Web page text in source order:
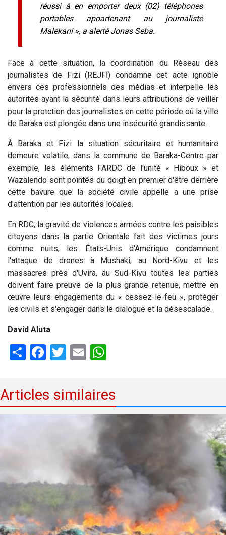
réussi à en emporter deux (02) téléphones
portables apoartenant au journaliste
Malekani », a alerté Jonas Seba.
Face à cette situation, la coordination du Réseau des
journalistes de Fizi (REJFİ) condamne cet acte ignoble
envers ces professionnels des médias et interpelle les
autorités ayant la sécurité dans leurs attributions de veiller
pour la protction des journalistes en cette période où la ville
de Baraka est plongée dans une insécurité grandissante.
À Baraka et Fizi la situation sécuritaire et humanitaire
demeure volatile, dans la commune de Baraka-Centre par
exemple, les éléments FARDC de l'unité « Hiboux » et
Wazalendo sont pointés du doigt en premier d'être derrière
cette bavure que la société civile appelle a une prise
d'attention par les autorités locales.
En RDC, la gravité de violences armées contre les paisibles
citoyens dans la partie Orientale fait des victimes jours
comme nuits, les États-Unis d'Amérique condamnent
l'attaque de drones à Mushaki, au Nord-Kivu et les
massacres près d'Uvira, au Sud-Kivu toutes les parties
doivent faire preuve de la plus grande retenue, mettre en
œuvre leurs engagements du « cessez-le-feu », protéger
les civils et s'engager dans le dialogue et la désescalade.
David Aluta
ShareFacebook
Twitter
Email
Articles similaires